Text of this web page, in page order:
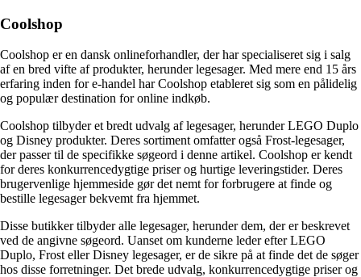
Coolshop
Coolshop er en dansk onlineforhandler, der har specialiseret sig i salg
af en bred vifte af produkter, herunder legesager. Med mere end 15 års
erfaring inden for e-handel har Coolshop etableret sig som en pålidelig
og populær destination for online indkøb.
Coolshop tilbyder et bredt udvalg af legesager, herunder LEGO Duplo
og Disney produkter. Deres sortiment omfatter også Frost-legesager,
der passer til de specifikke søgeord i denne artikel. Coolshop er kendt
for deres konkurrencedygtige priser og hurtige leveringstider. Deres
brugervenlige hjemmeside gør det nemt for forbrugere at finde og
bestille legesager bekvemt fra hjemmet.
Disse butikker tilbyder alle legesager, herunder dem, der er beskrevet
ved de angivne søgeord. Uanset om kunderne leder efter LEGO
Duplo, Frost eller Disney legesager, er de sikre på at finde det de søger
hos disse forretninger. Det brede udvalg, konkurrencedygtige priser og